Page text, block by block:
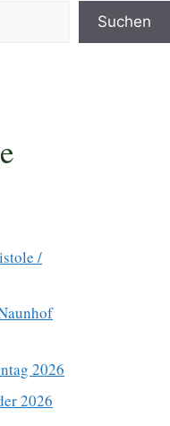
Suchen
/
2026
2026